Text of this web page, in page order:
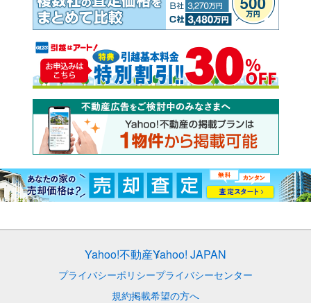
Yahoo!不動産Yahoo! JAPAN
プライバシーポリシープライバシーセンター
規約掲載希望の方へ